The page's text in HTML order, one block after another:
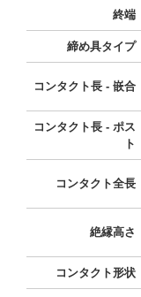
終端
締め具タイプ
コンタクト長 - 嵌合
コンタクト長 - ポス
ト
コンタクト全長
絶縁高さ
コンタクト形状